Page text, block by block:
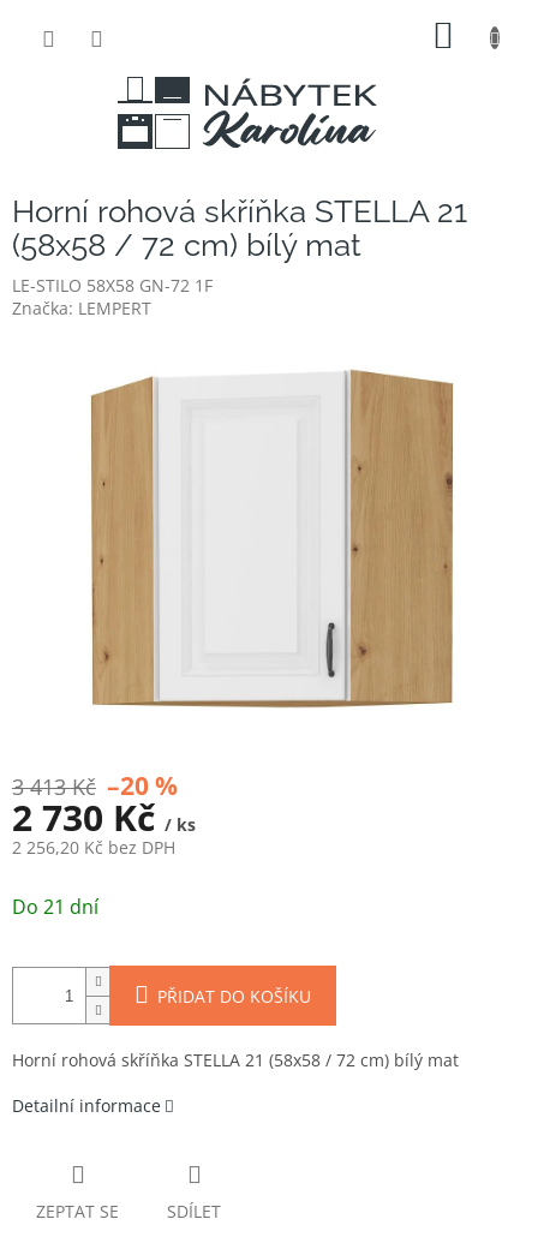
Horní rohová skříňka STELLA 21
(58x58 / 72 cm) bílý mat
LE-STILO 58X58 GN-72 1F
Značka: LEMPERT
3 413 Kč –20 %
2 730 Kč / ks
2 256,20 Kč bez DPH
cena:
Do 21 dní
PŘIDAT DO KOŠÍKU
Horní rohová skříňka STELLA 21 (58x58 / 72 cm) bílý mat
Detailní informace
ZEPTAT SE SDÍLET